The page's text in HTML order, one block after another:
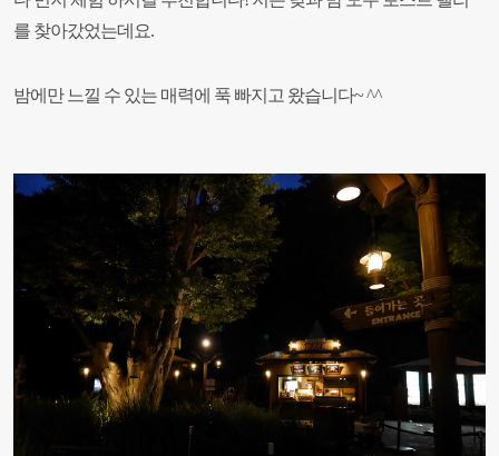
를 찾아갔었는데요.
밤에만 느낄 수 있는 매력에 푹 빠지고 왔습니다~ ^^